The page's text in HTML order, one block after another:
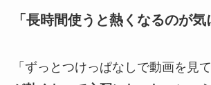
「長時間使うと熱くなるのが気
「ずっとつけっぱなしで動画を見て